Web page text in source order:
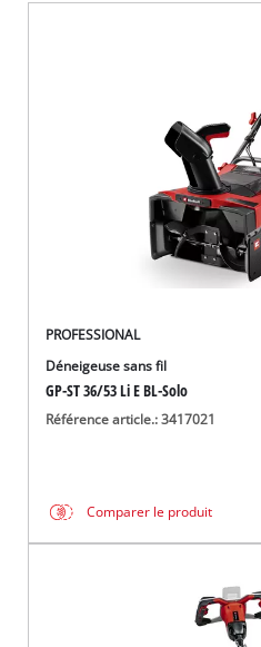
PROFESSIONAL
Déneigeuse sans fil
GP-ST 36/53 Li E BL-Solo
Référence article.: 3417021
Comparer le produit